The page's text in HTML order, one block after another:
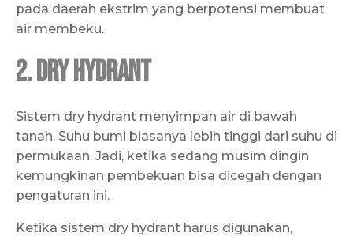
pada daerah ekstrim yang berpotensi membuat
air membeku.
2. Dry Hydrant
Sistem dry hydrant menyimpan air di bawah
tanah. Suhu bumi biasanya lebih tinggi dari suhu di
permukaan. Jadi, ketika sedang musim dingin
kemungkinan pembekuan bisa dicegah dengan
pengaturan ini.
Ketika sistem dry hydrant harus digunakan,